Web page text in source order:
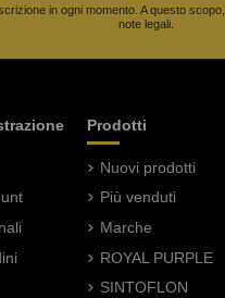
in ogni momento. A questo
note legali.
Prodotti
Nuovi prodotti
Più venduti
Marche
ROYAL PURPLE
SINTOFLON